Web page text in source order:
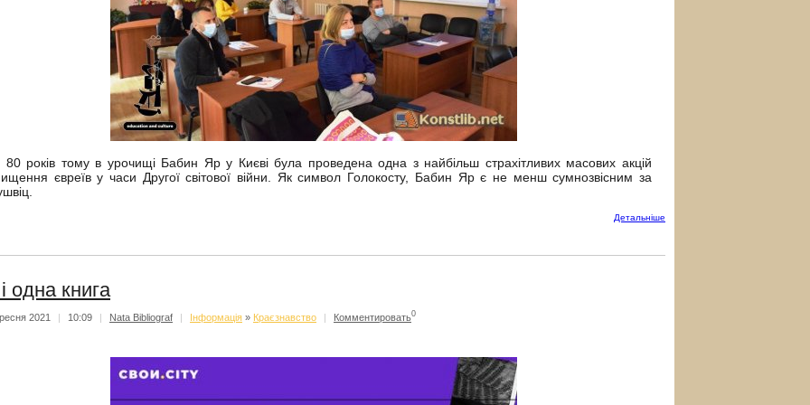
років тому в урочищі Бабин Яр у Києві була проведена одна з найбільш страхітливих масових акцій
євреїв у часи Другої світової війни. Як символ Голокосту, Бабин Яр є не менш сумнозвісним за
Детальнiше
одна книга
2021 | 10:09 | Nata Bibliograf | Iнформацiя » Краєзнавство | Комментировать0